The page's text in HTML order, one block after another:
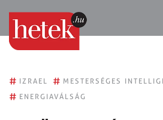
# IZRAEL # MESTERSÉGES
# ENERGIAVÁLSÁG